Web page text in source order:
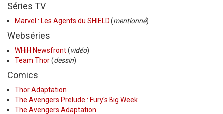
Séries TV
Marvel : Les Agents du SHIELD (mentionné)
Webséries
WHiH Newsfront(vidéo)
Team Thor(dessin)
Comics
Thor Adaptation
The Avengers Prelude : Fury's Big Week
The Avengers Adaptation